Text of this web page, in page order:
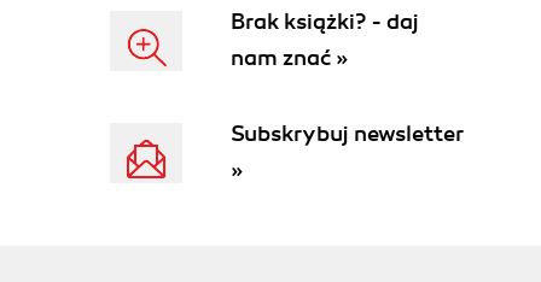
Brak książki? - daj
nam znać »
Subskrybuj newsletter
»